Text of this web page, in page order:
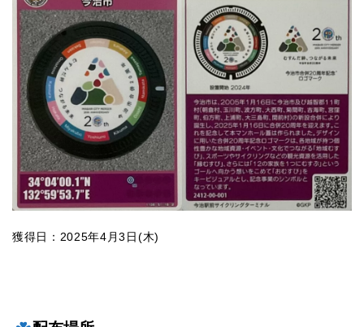
獲得日：2025年4月3日(木)